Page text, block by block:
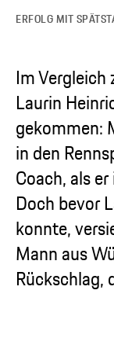
ERFOLG MIT
Im
Laurin
gekommen:
in den
Coach, als
Doch bevor
konnte,
Mann aus
Rückschlag,